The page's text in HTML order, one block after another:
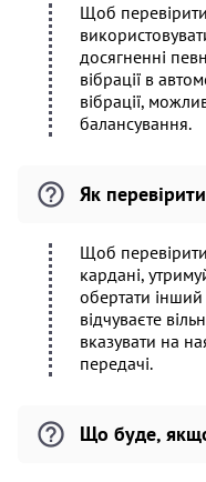
Щоб
досягненні
вібрації в
вібрації,
балансування.
Як
Щоб перевірити
кардані,
обертати
відчуваєте
вказувати на
передачі.
Що буде,